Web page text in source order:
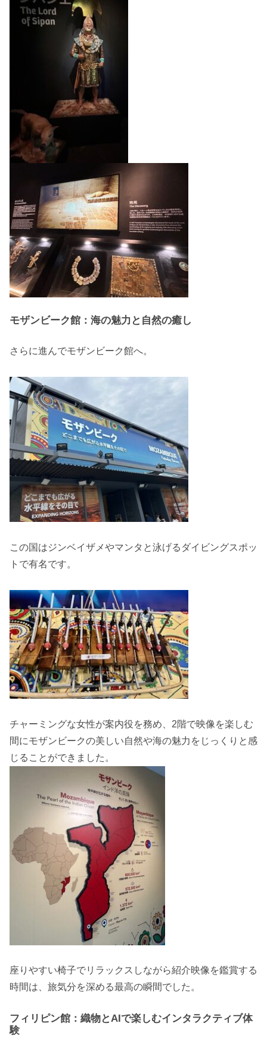
モザンビーク館：海の魅力と自然の癒し
さらに進んでモザンビーク館へ。
この国はジンベイザメやマンタと泳げるダイビングスポッ
トで有名です。
チャーミングな女性が案内役を務め、2階で映像を楽しむ
間にモザンビークの美しい自然や海の魅力をじっくりと感
じることができました。
座りやすい椅子でリラックスしながら紹介映像を鑑賞する
時間は、旅気分を深める最高の瞬間でした。
フィリピン館：織物とAIで楽しむインタラクティブ体
験